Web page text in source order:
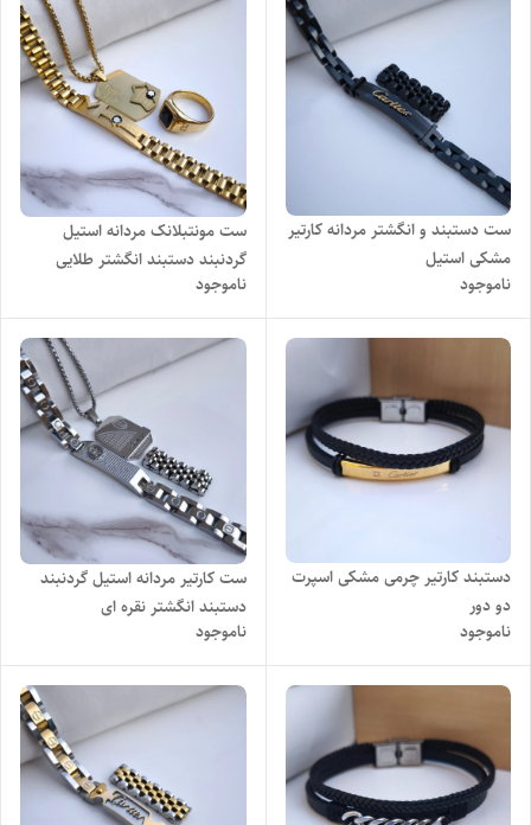
ست دستبند و انگشتر مردانه کارتیر
مشکی استیل
ناموجود
ست مونتبلانک مردانه استیل
گردنبند دستبند انگشتر طلایی
ناموجود
دستبند کارتیر چرمی مشکی اسپرت
دو دور
ناموجود
ست کارتیر مردانه استیل گردنبند
دستبند انگشتر نقره ای
ناموجود